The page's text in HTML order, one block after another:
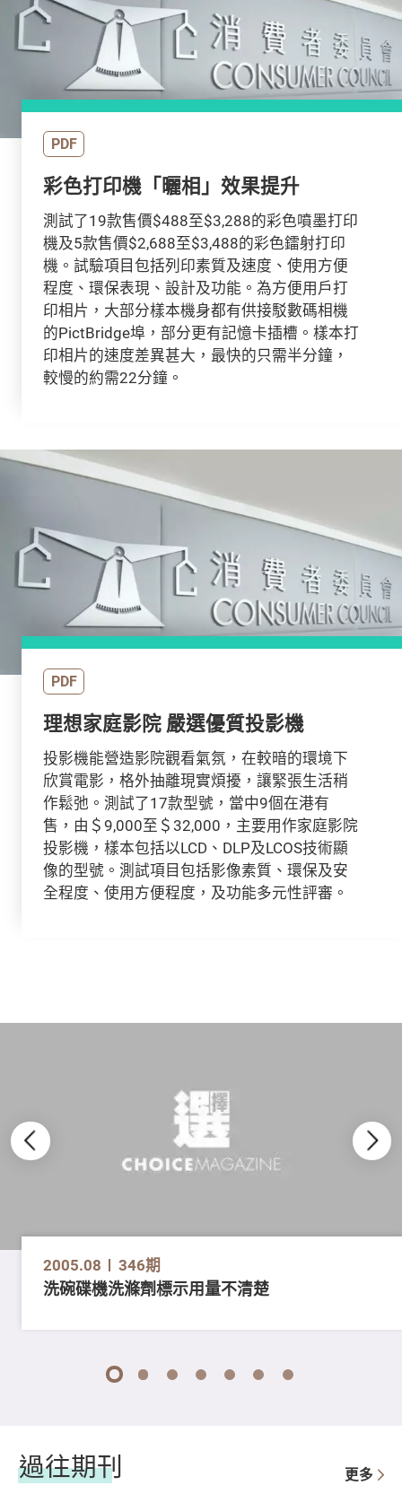
PDF
彩色打印機「曬相」效果提升
測試了19款售價$488至$3,288的彩色噴墨打印
機及5款售價$2,688至$3,488的彩色鐳射打印
機。試驗項目包括列印素質及速度、使用方便
程度、環保表現、設計及功能。為方便用戶打
印相片，大部分樣本機身都有供接駁數碼相機
的PictBridge埠，部分更有記憶卡插槽。樣本打
印相片的速度差異甚大，最快的只需半分鐘，
較慢的約需22分鐘。
PDF
理想家庭影院 嚴選優質投影機
投影機能營造影院觀看氣氛，在較暗的環境下
欣賞電影，格外抽離現實煩擾，讓緊張生活稍
作鬆弛。測試了17款型號，當中9個在港有
售，由＄9,000至＄32,000，主要用作家庭影院
投影機，樣本包括以LCD、DLP及LCOS技術顯
像的型號。測試項目包括影像素質、環保及安
全程度、使用方便程度，及功能多元性評審。
2005.08 346期
洗碗碟機洗滌劑標示用量不清楚
1 2 3 4 5 6 7
過往期刊 更多